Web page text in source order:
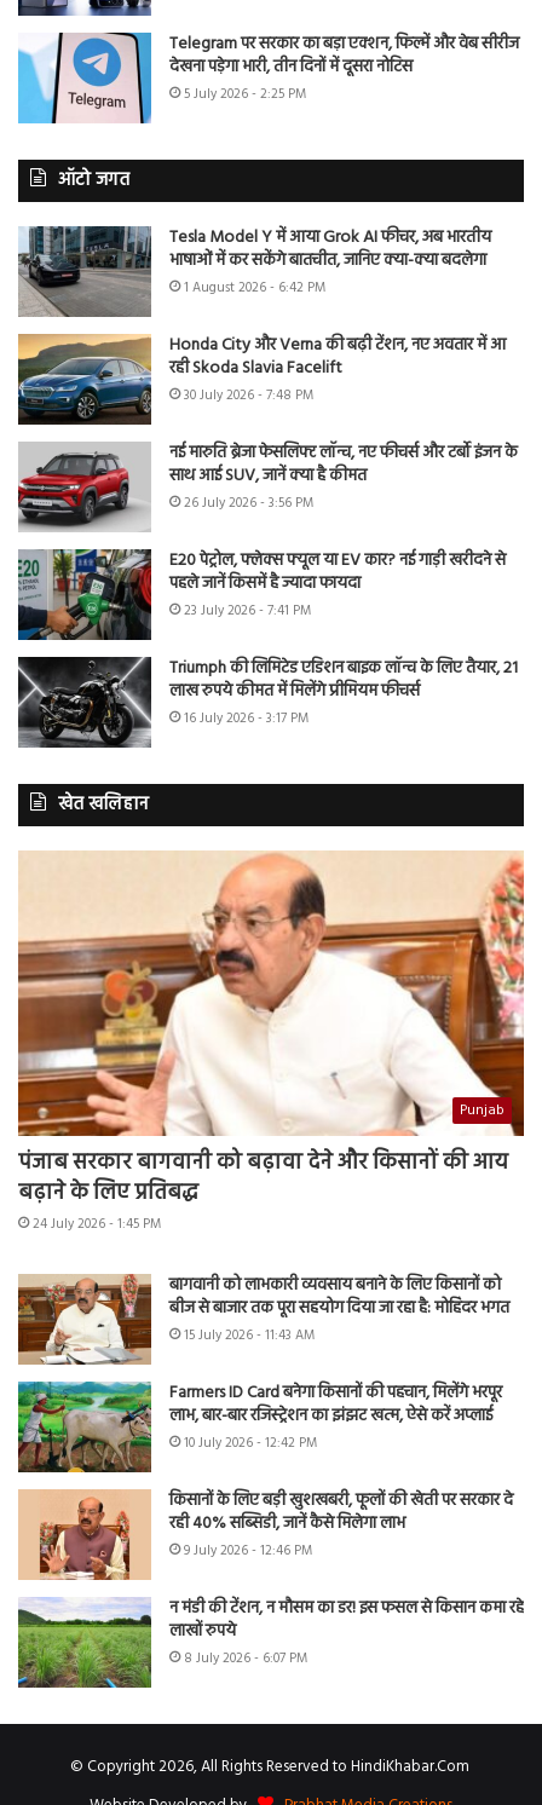
Telegram पर सरकार का बड़ा एक्शन, फिल्में और वेब सीरीज
देखना पड़ेगा भारी, तीन दिनों में दूसरा नोटिस
5 July 2026 - 2:25 PM
ऑटो जगत
Tesla Model Y में आया Grok AI फीचर, अब भारतीय
भाषाओं में कर सकेंगे बातचीत, जानिए क्या-क्या बदलेगा
1 August 2026 - 6:42 PM
Honda City और Verna की बढ़ी टेंशन, नए अवतार में आ
रही Skoda Slavia Facelift
30 July 2026 - 7:48 PM
नई मारुति ब्रेजा फेसलिफ्ट लॉन्च, नए फीचर्स और टर्बो इंजन के
साथ आई SUV, जानें क्या है कीमत
26 July 2026 - 3:56 PM
E20 पेट्रोल, फ्लेक्स फ्यूल या EV कार? नई गाड़ी खरीदने से
पहले जानें किसमें है ज्यादा फायदा
23 July 2026 - 7:41 PM
Triumph की लिमिटेड एडिशन बाइक लॉन्च के लिए तैयार, 21
लाख रुपये कीमत में मिलेंगे प्रीमियम फीचर्स
16 July 2026 - 3:17 PM
खेत खलिहान
Punjab
पंजाब सरकार बागवानी को बढ़ावा देने और किसानों की आय
बढ़ाने के लिए प्रतिबद्ध
24 July 2026 - 1:45 PM
बागवानी को लाभकारी व्यवसाय बनाने के लिए किसानों को
बीज से बाजार तक पूरा सहयोग दिया जा रहा है: मोहिंदर भगत
15 July 2026 - 11:43 AM
Farmers ID Card बनेगा किसानों की पहचान, मिलेंगे भरपूर
लाभ, बार-बार रजिस्ट्रेशन का झंझट खत्म, ऐसे करें अप्लाई
10 July 2026 - 12:42 PM
किसानों के लिए बड़ी खुशखबरी, फूलों की खेती पर सरकार दे
रही 40% सब्सिडी, जानें कैसे मिलेगा लाभ
9 July 2026 - 12:46 PM
न मंडी की टेंशन, न मौसम का डर! इस फसल से किसान कमा रहे
लाखों रुपये
8 July 2026 - 6:07 PM
© Copyright 2026, All Rights Reserved to HindiKhabar.Com